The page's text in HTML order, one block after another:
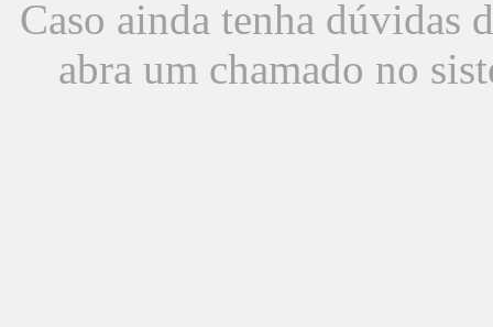
Caso ainda tenha dúvidas
abra um chamado no